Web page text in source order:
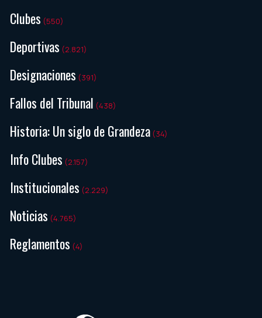
Clubes (550)
Deportivas (2.821)
Designaciones (391)
Fallos del Tribunal (438)
Historia: Un siglo de Grandeza (34)
Info Clubes (2.157)
Institucionales (2.229)
Noticias (4.765)
Reglamentos (4)